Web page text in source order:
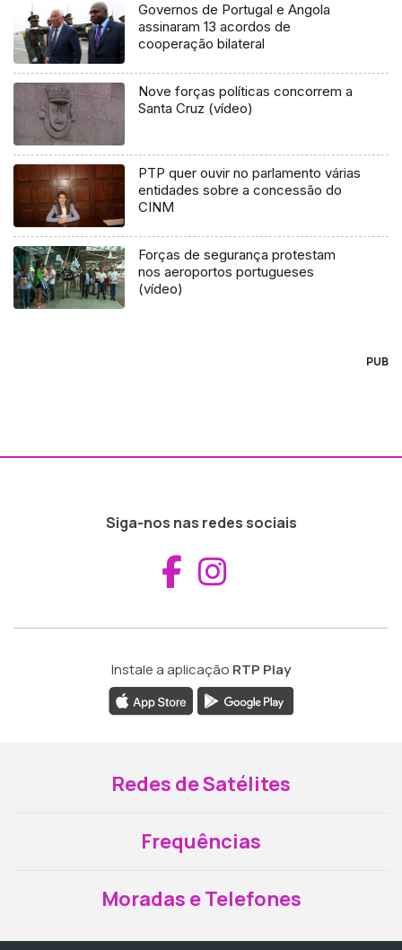
Governos de Portugal e Angola
assinaram 13 acordos de
cooperação bilateral
Nove forças políticas concorrem a
Santa Cruz (vídeo)
PTP quer ouvir no parlamento várias
entidades sobre a concessão do
CINM
Forças de segurança protestam
nos aeroportos portugueses
(vídeo)
PUB
Siga-nos nas redes sociais
Aceder ao
Instale a aplicação RTP Play
Redes de Satélites
Frequências
Moradas e Telefones